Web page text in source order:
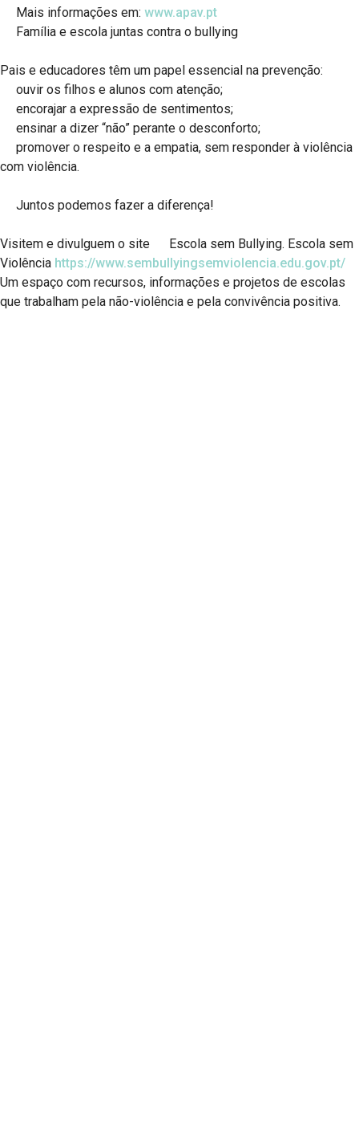
Mais informações em: www.apav.pt
Família e escola juntas contra o bullying
Pais e educadores têm um papel essencial na prevenção:
ouvir os filhos e alunos com atenção;
encorajar a expressão de sentimentos;
ensinar a dizer “não” perante o desconforto;
promover o respeito e a empatia, sem responder à violência
com violência.
Juntos podemos fazer a diferença!
Visitem e divulguem o site
Escola sem Bullying. Escola sem
Violência https://www.sembullyingsemviolencia.edu.gov.pt/
Um espaço com recursos, informações e projetos de escolas
que trabalham pela não-violência e pela convivência positiva.